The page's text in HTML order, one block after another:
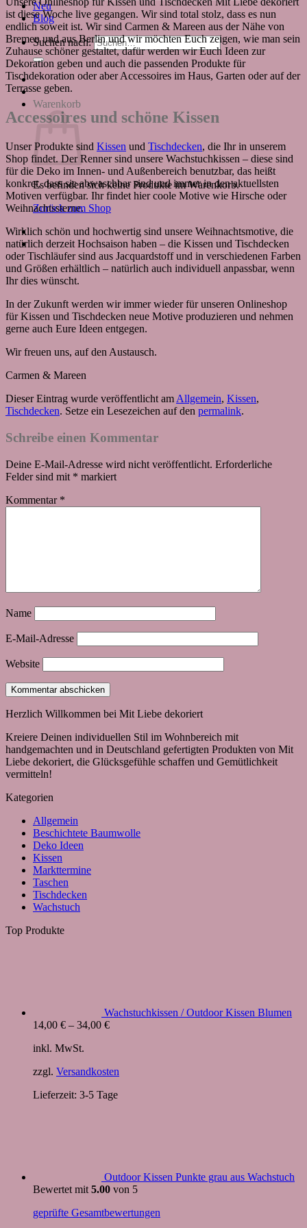
Neu
Blog
Suchen nach:
Warenkorb
Es befinden sich keine Produkte im Warenkorb.
Zurück zum Shop
ist diese Woche live gegangen. Wir sind total stolz, dass es nun
endlich soweit ist. Wir sind Carmen & Mareen aus der Nähe von
Bremen und aus Berlin und wir möchten Euch zeigen, wie man sein
Zuhause schöner gestaltet, dafür werden wir Euch Ideen zur
Dekoration geben und auch die passenden Produkte für
Tischdekoration oder aber Accessoires im Haus, Garten oder auf der
Terrasse geben.
Accessoires und schöne Kissen
Unser Produkte sind Kissen und Tischdecken, die Ihr in unserem
Shop findet. Der Renner sind unsere Wachstuchkissen – diese sind
für die Deko im Innen- und Außenbereich benutzbar, das heißt
konkret, dass sie abwaschbar sind und immer in den aktuellsten
Motiven verfügbar. Ihr findet hier coole Motive wie Hirsche oder
Weihnachtssterne.
Wirklich schön und hochwertig sind unsere Weihnachtsmotive, die
natürlich derzeit Hochsaison haben – die Kissen und Tischdecken
oder Tischläufer sind aus Jacquardstoff und in verschiedenen Farben
und Größen erhältlich – natürlich auch individuell anpassbar, wenn
Ihr dies wünscht.
In der Zukunft werden wir immer wieder für unseren Onlineshop
für Kissen und Tischdecken neue Motive produzieren und nehmen
gerne auch Eure Ideen entgegen.
Wir freuen uns, auf den Austausch.
Carmen & Mareen
Dieser Eintrag wurde veröffentlicht am Allgemein, Kissen,
Tischdecken. Setze ein Lesezeichen auf den permalink.
Schreibe einen Kommentar
Deine E-Mail-Adresse wird nicht veröffentlicht. Erforderliche
Felder sind mit * markiert
Kommentar *
Name
E-Mail-Adresse
Website
Herzlich Willkommen bei Mit Liebe dekoriert
Kreiere Deinen individuellen Stil im Wohnbereich mit
handgemachten und in Deutschland gefertigten Produkten von Mit
Liebe dekoriert, die Glücksgefühle schaffen und Gemütlichkeit
vermitteln!
Kategorien
Allgemein
Beschichtete Baumwolle
Deko Ideen
Kissen
Markttermine
Taschen
Tischdecken
Wachstuch
Top Produkte
Wachstuchkissen / Outdoor Kissen Blumen
14,00 € – 34,00 €
inkl. MwSt.
zzgl. Versandkosten
Lieferzeit: 3-5 Tage
Outdoor Kissen Punkte grau aus Wachstuch
Bewertet mit 5.00 von 5
geprüfte Gesamtbewertungen